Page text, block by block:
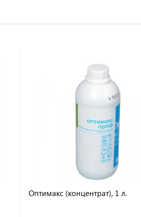
Оптимакс (концентрат), 1 л.